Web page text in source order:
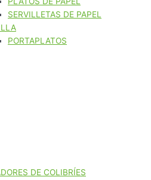
SERVILLETAS DE PAPEL
PORTAPLATOS
DE COLIBRÍES